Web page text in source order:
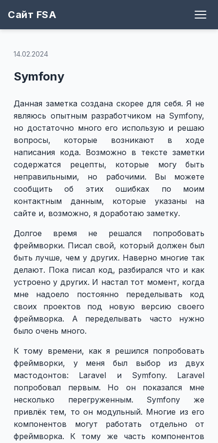
Сайт FSA
14.02.2024
Symfony
Данная заметка создана скорее для себя. Я не
являюсь опытным разработчиком на Symfony,
но достаточно много его использую и решаю
вопросы, которые возникают в ходе
написания кода. Возможно в тексте заметки
содержатся рецепты, которые могу быть
неправильными, но рабочими. Вы можете
сообщить об этих ошибках по моим
контактным данным, которые указаны на
сайте и, возможно, я доработаю заметку.
Долгое время не решался попробовать
фреймворки. Писал свой, который должен был
быть лучше, чем у других. Наверно многие так
делают. Пока писал код, разбирался что и как
устроено у других. И настал тот момент, когда
мне надоело постоянно переделывать код
своих проектов под новую версию своего
фреймворка. А переделывать часто нужно
было очень много.
К тому времени, как я решился попробовать
фреймворки, у меня был выбор из двух
мастодонтов: Laravel и Symfony. Laravel
попробовал первым. Но он показался мне
несколько перегруженным. Symfony же
привлёк тем, то он модульный. Многие из его
компонентов могут работать отдельно от
фреймворка. К тому же часть компонентов